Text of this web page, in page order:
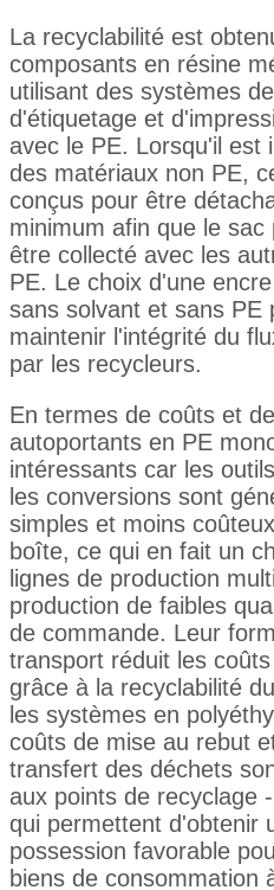
La recyclabilité est
composants en résine
utilisant des systèmes
d'étiquetage et
avec le PE. Lorsqu'il est
des matériaux non PE,
conçus pour être
minimum afin que le sac
être collecté avec les
PE. Le choix d'une
sans solvant et sans PE
maintenir l'intégrité du
par les recycleurs.
En termes de coûts et
autoportants en PE
intéressants car les
les conversions sont
simples et moins
boîte, ce qui en fait un
lignes de production
production de faibles
de commande. Leur
transport réduit les
grâce à la recyclabilité
les systèmes en
coûts de mise au rebut
transfert des déchets
aux points de recyclage
qui permettent d'obtenir
possession favorable
biens de consommation